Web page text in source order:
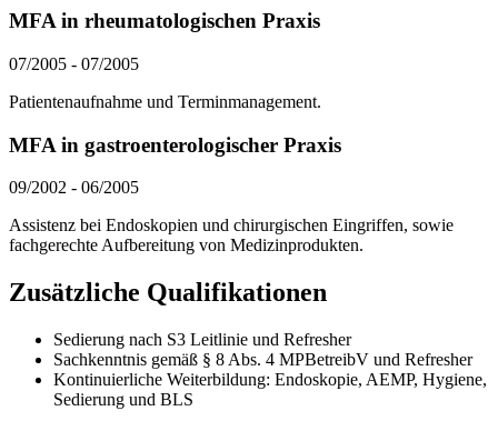
MFA in rheumatologischen Praxis
07/2005 - 07/2005
Patientenaufnahme und Terminmanagement.
MFA in gastroenterologischer Praxis
09/2002 - 06/2005
Assistenz bei Endoskopien und chirurgischen Eingriffen, sowie
fachgerechte Aufbereitung von Medizinprodukten.
Zusätzliche Qualifikationen
Sedierung nach S3 Leitlinie und Refresher
Sachkenntnis gemäß § 8 Abs. 4 MPBetreibV und Refresher
Kontinuierliche Weiterbildung: Endoskopie, AEMP, Hygiene,
Sedierung und BLS